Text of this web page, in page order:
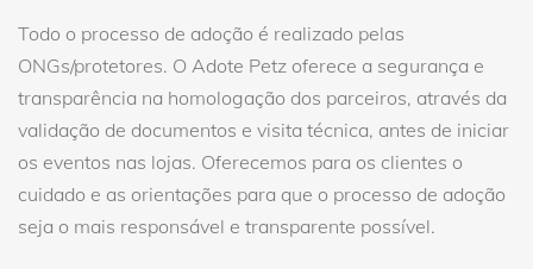
Todo o processo de adoção é realizado pelas
ONGs/protetores. O Adote Petz oferece a segurança e
transparência na homologação dos parceiros, através da
validação de documentos e visita técnica, antes de iniciar
os eventos nas lojas. Oferecemos para os clientes o
cuidado e as orientações para que o processo de adoção
seja o mais responsável e transparente possível.